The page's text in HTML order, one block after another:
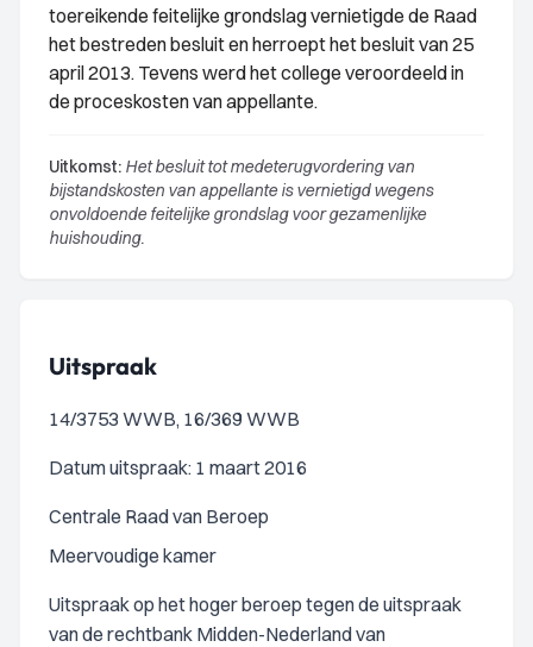
toereikende feitelijke grondslag vernietigde de Raad
het bestreden besluit en herroept het besluit van 25
april 2013. Tevens werd het college veroordeeld in
de proceskosten van appellante.
Uitkomst: Het besluit tot medeterugvordering van
bijstandskosten van appellante is vernietigd wegens
onvoldoende feitelijke grondslag voor gezamenlijke
huishouding.
Uitspraak
14/3753 WWB, 16/369 WWB
Datum uitspraak: 1 maart 2016
Centrale Raad van Beroep
Meervoudige kamer
Uitspraak op het hoger beroep tegen de uitspraak
van de rechtbank Midden-Nederland van